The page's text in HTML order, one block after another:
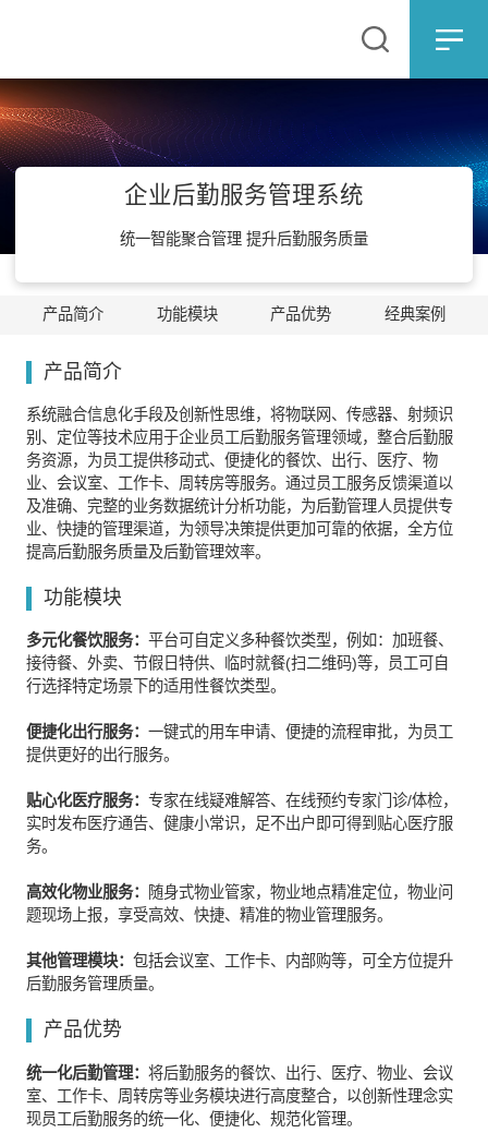
企业后勤服务管理系统
统一智能聚合管理 提升后勤服务质量
产品简介 功能模块 产品优势 经典案例
产品简介
系统融合信息化手段及创新性思维，将物联网、传感器、射频识
别、定位等技术应用于企业员工后勤服务管理领域，整合后勤服
务资源，为员工提供移动式、便捷化的餐饮、出行、医疗、物
业、会议室、工作卡、周转房等服务。通过员工服务反馈渠道以
及准确、完整的业务数据统计分析功能，为后勤管理人员提供专
业、快捷的管理渠道，为领导决策提供更加可靠的依据，全方位
提高后勤服务质量及后勤管理效率。
功能模块
多元化餐饮服务： 平台可自定义多种餐饮类型，例如：加班餐、
接待餐、外卖、节假日特供、临时就餐(扫二维码)等，员工可自
行选择特定场景下的适用性餐饮类型。
便捷化出行服务： 一键式的用车申请、便捷的流程审批，为员工
提供更好的出行服务。
贴心化医疗服务： 专家在线疑难解答、在线预约专家门诊/体检，
实时发布医疗通告、健康小常识，足不出户即可得到贴心医疗服
务。
高效化物业服务：
随身式物业管家，物业地点精准定位，物业问
题现场上报，享受高效、快捷、精准的物业管理服务。
其他管理模块： 包括会议室、工作卡、内部购等，可全方位提升
后勤服务管理质量。
产品优势
统一化后勤管理： 将后勤服务的餐饮、出行、医疗、物业、会议
室、工作卡、周转房等业务模块进行高度整合，以创新性理念实
现员工后勤服务的统一化、便捷化、规范化管理。